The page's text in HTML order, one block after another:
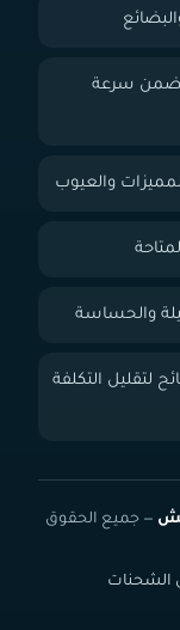
تضمن سرعة
لتقليل التكلفة
— جميع الحقوق
الشحنات